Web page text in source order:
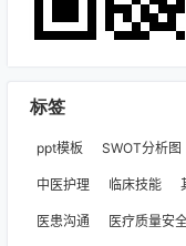
标签
ppt模板 SWOT分析图
中医护理 临床技能
医患沟通 医疗质量安